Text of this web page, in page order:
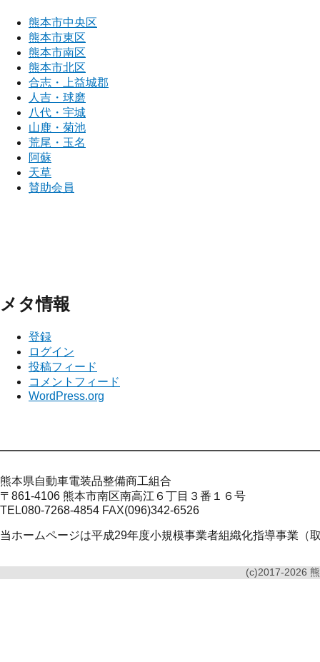
熊本市中央区
熊本市東区
熊本市南区
熊本市北区
合志・上益城郡
人吉・球磨
八代・宇城
山鹿・菊池
荒尾・玉名
阿蘇
天草
賛助会員
メタ情報
登録
ログイン
投稿フィード
コメントフィード
WordPress.org
熊本県自動車電装品整備商工組合
〒861-4106 熊本市南区南高江６丁目３番１６号
TEL080-7268-4854 FAX(096)342-6526
当ホームページは平成29年度小規模事業者組織化指導事業（
(c)2017-2026